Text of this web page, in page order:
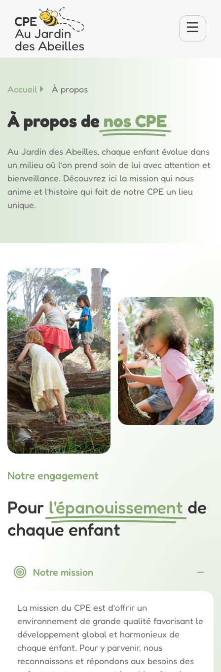
Accueil À propos
À propos de nos CPE
Au Jardin des Abeilles, chaque enfant évolue dans
un milieu où l’on prend soin de lui avec attention et
bienveillance. Découvrez ici la mission qui nous
anime et l’histoire qui fait de notre CPE un lieu
unique.
Notre engagement
Pour l'épanouissement de
chaque enfant
Notre mission
La mission du CPE est d’offrir un
environnement de grande qualité favorisant le
développement global et harmonieux de
chaque enfant. Pour y parvenir, nous
reconnaissons et répondons aux besoins des